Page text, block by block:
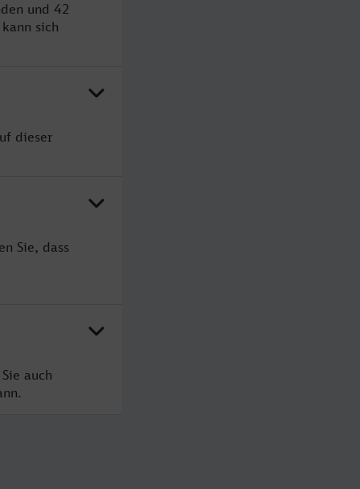
und 42
sich
dieser
Sie, dass
auch